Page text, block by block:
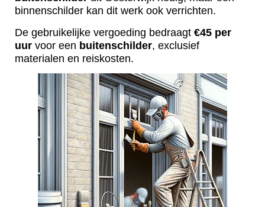
binnenschilder kan dit werk ook verrichten.
De gebruikelijke vergoeding bedraagt €45 per
uur voor een buitenschilder, exclusief
materialen en reiskosten.